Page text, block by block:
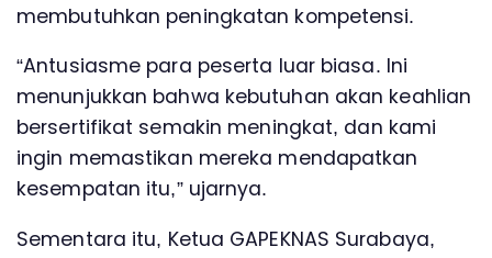
membutuhkan peningkatan kompetensi.
“Antusiasme para peserta luar biasa. Ini
menunjukkan bahwa kebutuhan akan keahlian
bersertifikat semakin meningkat, dan kami
ingin memastikan mereka mendapatkan
kesempatan itu,” ujarnya.
Sementara itu, Ketua GAPEKNAS Surabaya,